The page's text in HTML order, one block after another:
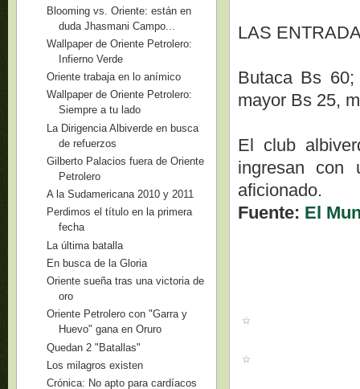
LAS
Butaca Bs
mayor Bs 25,
El club
ingresan con
aficionado.
Fuente: El
Blooming vs. Oriente: están en
duda Jhasmani Campo...
Wallpaper de Oriente Petrolero:
Infierno Verde
Oriente trabaja en lo anímico
Wallpaper de Oriente Petrolero:
Siempre a tu lado
La Dirigencia Albiverde en busca
de refuerzos
Gilberto Palacios fuera de Oriente
Petrolero
A la Sudamericana 2010 y 2011
Perdimos el título en la primera
fecha
La última batalla
En busca de la Gloria
Oriente sueña tras una victoria de
oro
Oriente Petrolero con "Garra y
Huevo" gana en Oruro
Quedan 2 "Batallas"
Los milagros existen
Crónica: No apto para cardíacos